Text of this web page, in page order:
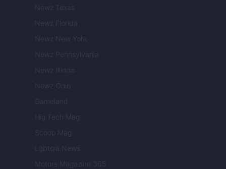
Newz Texas
Newz Florida
Newz New York
Newz Pennsylvania
Newz Illinois
Newz Ohio
Gameland
Hig Tech Mag
Scoop Mag
Lgbtqia News
Motors Magazine 365